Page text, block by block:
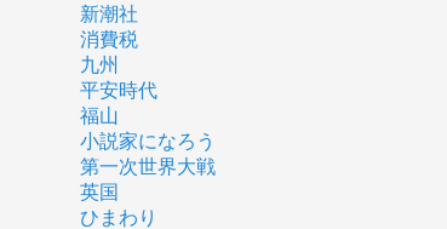
新潮社
消費税
九州
平安時代
福山
小説家になろう
第一次世界大戦
英国
ひまわり